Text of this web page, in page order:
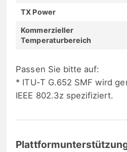
TX Power
Kommerzieller
Temperaturbereich
Passen Sie bitte auf:
* ITU-T G.652 SMF wird
IEEE 802.3z spezifiziert.